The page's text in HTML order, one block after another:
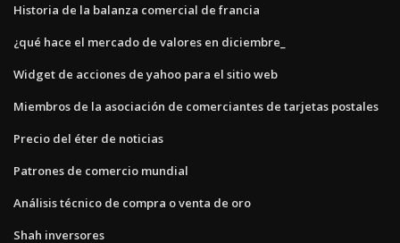
Historia de la balanza comercial de francia
¿qué hace el mercado de valores en diciembre_
Widget de acciones de yahoo para el sitio web
Miembros de la asociación de comerciantes de tarjetas postales
Precio del éter de noticias
Patrones de comercio mundial
Análisis técnico de compra o venta de oro
Shah inversores